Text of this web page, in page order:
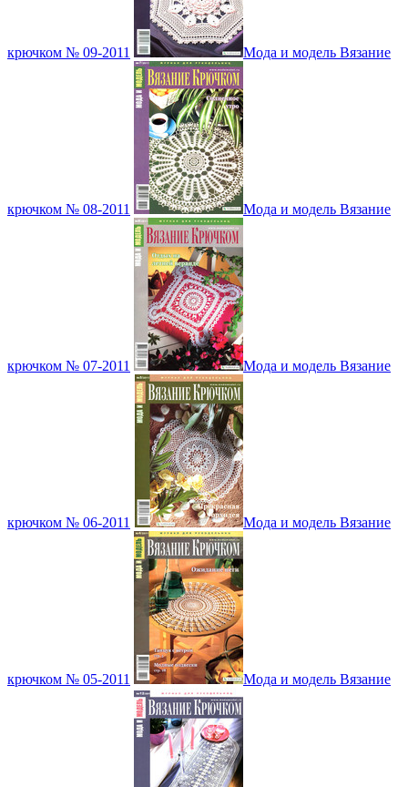
крючком № 09-2011 Мода и модель Вязание
крючком № 08-2011 Мода и модель Вязание
крючком № 07-2011 Мода и модель Вязание
крючком № 06-2011 Мода и модель Вязание
крючком № 05-2011 Мода и модель Вязание